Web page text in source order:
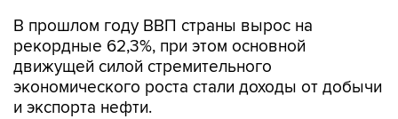
В прошлом году ВВП страны вырос на
рекордные 62,3%, при этом основной
движущей силой стремительного
экономического роста стали доходы от добычи
и экспорта нефти.